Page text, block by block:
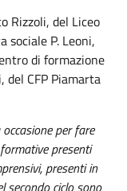
Rizzoli, del Liceo
sociale P. Leoni,
di formazione
del CFP Piamarta
per fare
presenti
presenti in
secondo ciclo sono